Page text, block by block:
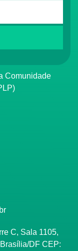
C, Sala 1105,
DF CEP: